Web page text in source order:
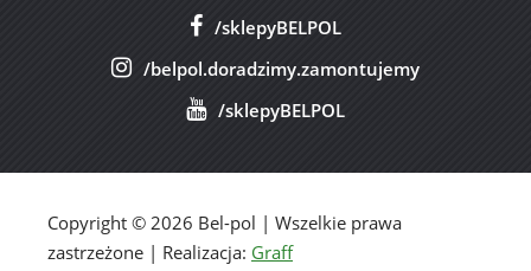
/sklepyBELPOL
/belpol.doradzimy.zamontujemy
/sklepyBELPOL
Copyright © 2026 Bel-pol | Wszelkie prawa
zastrzeżone | Realizacja: Graff